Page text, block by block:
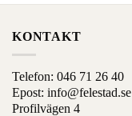
KONTAKT
Telefon: 046 71 26 40
Epost: info@felestad.se
Profilvägen 4